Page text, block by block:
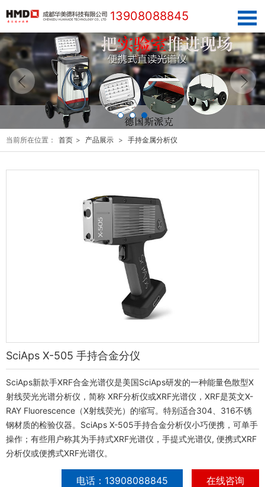
13908088845
当前所在位置： 首页 > 产品展示 > 手持金属分析仪
SciAps X-505 手持合金分仪
SciAps新款手XRF合金光谱仪是美国SciAps研发的一种能量色散型X
射线荧光光谱分析仪，简称 XRF分析仪或XRF光谱仪，XRF是英文X-
RAY Fluorescence（X射线荧光）的缩写。特别适合304、316不锈
钢材质的检验仪器。SciAps X-505手持合金分析仪小巧便携，可单手
操作；有些用户称其为手持式XRF光谱仪，手提式光谱仪, 便携式XRF
分析仪或便携式XRF光谱仪。
在线咨询
电话：13908088845